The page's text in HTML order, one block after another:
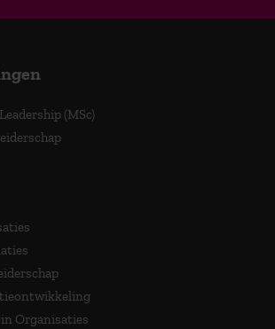
(MSc)
Organisaties